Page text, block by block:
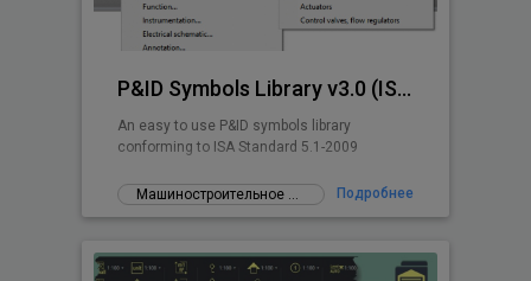
P&ID Symbols Library v3.0 (ISA 5.1-2009)
An easy to use P&ID symbols library
conforming to ISA Standard 5.1-2009
Машиностроительное проектирование Подробнее